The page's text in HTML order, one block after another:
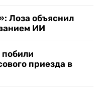
Лоза объяснил
ИИ
приезда в